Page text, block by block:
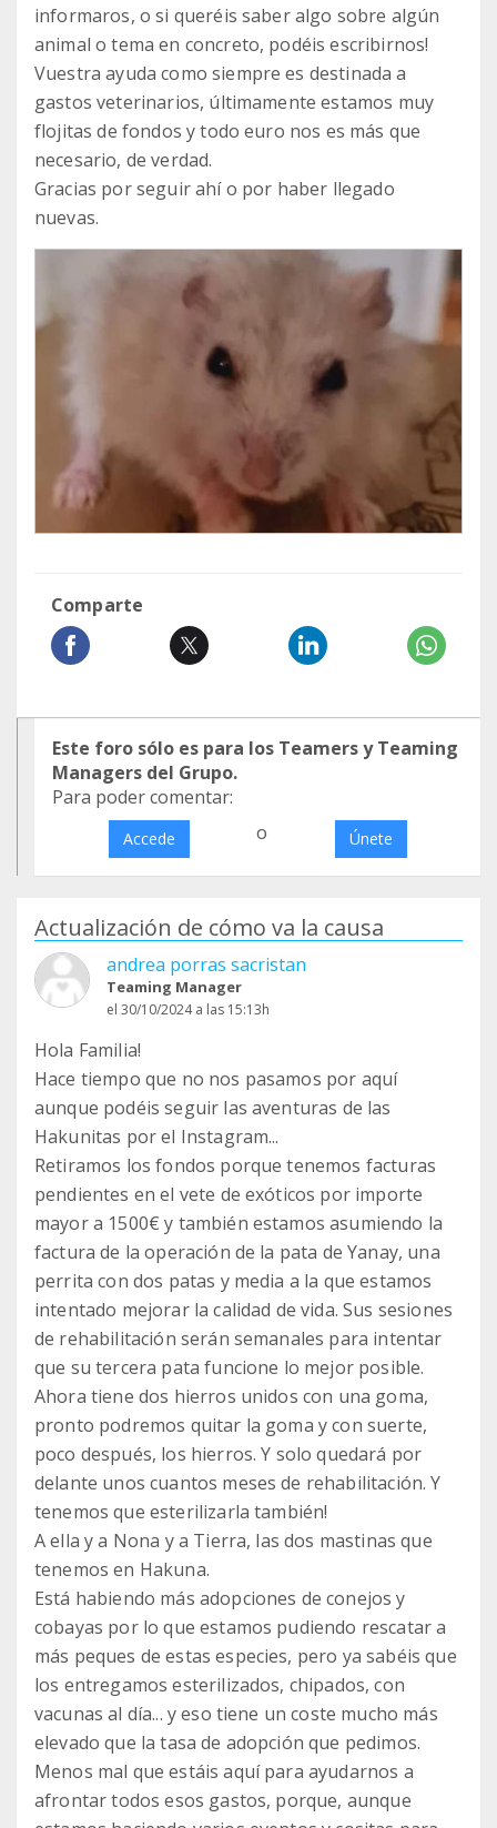
informaros, o si queréis saber algo sobre algún
animal o tema en concreto, podéis escribirnos!
Vuestra ayuda como siempre es destinada a
gastos veterinarios, últimamente estamos muy
flojitas de fondos y todo euro nos es más que
necesario, de verdad.
Gracias por seguir ahí o por haber llegado
nuevas.
Comparte
Este foro sólo es para los Teamers y Teaming
Managers del Grupo.
Para poder comentar:
Accede o Únete
Actualización de cómo va la causa
andrea porras sacristan
Teaming Manager
el 30/10/2024 a las 15:13h
Hola Familia!
Hace tiempo que no nos pasamos por aquí
aunque podéis seguir las aventuras de las
Hakunitas por el Instagram...
Retiramos los fondos porque tenemos facturas
pendientes en el vete de exóticos por importe
mayor a 1500€ y también estamos asumiendo la
factura de la operación de la pata de Yanay, una
perrita con dos patas y media a la que estamos
intentado mejorar la calidad de vida. Sus sesiones
de rehabilitación serán semanales para intentar
que su tercera pata funcione lo mejor posible.
Ahora tiene dos hierros unidos con una goma,
pronto podremos quitar la goma y con suerte,
poco después, los hierros. Y solo quedará por
delante unos cuantos meses de rehabilitación. Y
tenemos que esterilizarla también!
A ella y a Nona y a Tierra, las dos mastinas que
tenemos en Hakuna.
Está habiendo más adopciones de conejos y
cobayas por lo que estamos pudiendo rescatar a
más peques de estas especies, pero ya sabéis que
los entregamos esterilizados, chipados, con
vacunas al día... y eso tiene un coste mucho más
elevado que la tasa de adopción que pedimos.
Menos mal que estáis aquí para ayudarnos a
afrontar todos esos gastos, porque, aunque